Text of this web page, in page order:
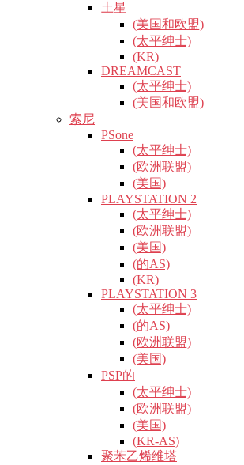
土星
(美国和欧盟)
(太平绅士)
(KR)
DREAMCAST
(太平绅士)
(美国和欧盟)
索尼
PSone
(太平绅士)
(欧洲联盟)
(美国)
PLAYSTATION 2
(太平绅士)
(欧洲联盟)
(美国)
(的AS)
(KR)
PLAYSTATION 3
(太平绅士)
(的AS)
(欧洲联盟)
(美国)
PSP的
(太平绅士)
(欧洲联盟)
(美国)
(KR-AS)
聚苯乙烯维塔